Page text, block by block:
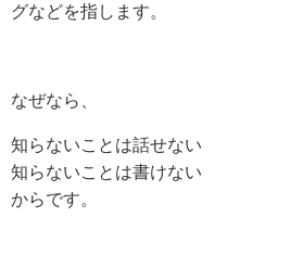
グなどを指します。
なぜなら、
知らないことは話せない
知らないことは書けない
からです。